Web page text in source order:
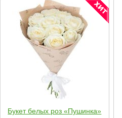
Букет белых роз «Пушинка»